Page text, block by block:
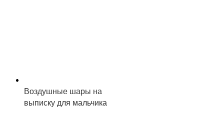
Воздушные шары на
выписку для мальчика